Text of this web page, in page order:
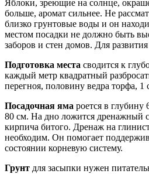
Яблоки, зреющие на солнце,
больше, аромат сильнее. Не
близко грунтовые воды и он
местом посадки не должно быть
заборов и стен домов. Для
Подготовка места сводится к
каждый метр квадратный
перегноя, половину ведра торфа,
Посадочная яма роется в глубину
80 см. На дно ложится дренажный
кирпича битого. Дренаж на
необходим. Он помогает
состоянии корневую систему.
Грунт для засыпки нужен